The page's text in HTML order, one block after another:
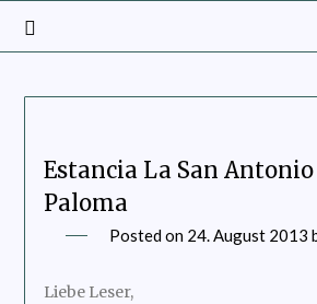
Estancia La San
Paloma
Posted on 24. August 2013
Liebe Leser,